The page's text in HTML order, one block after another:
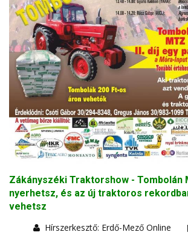
Zákányszéki Traktorshow -
nyerhetsz, és az új traktoros
vehetsz
Hírszerkesztő: Erdő-Mező Online